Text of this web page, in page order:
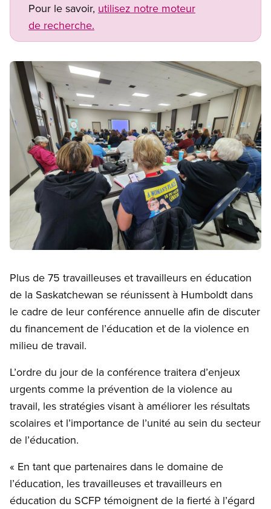
Pour le savoir, utilisez notre moteur
de recherche.
Image
Plus de 75 travailleuses et travailleurs en éducation
de la Saskatchewan se réunissent à Humboldt dans
le cadre de leur conférence annuelle afin de discuter
du financement de l’éducation et de la violence en
milieu de travail.
L’ordre du jour de la conférence traitera d’enjeux
urgents comme la prévention de la violence au
travail, les stratégies visant à améliorer les résultats
scolaires et l’importance de l’unité au sein du secteur
de l’éducation.
« En tant que partenaires dans le domaine de
l’éducation, les travailleuses et travailleurs en
éducation du SCFP témoignent de la fierté à l’égard